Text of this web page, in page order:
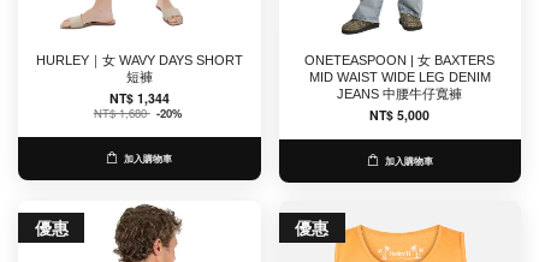
HURLEY｜女 WAVY DAYS SHORT
短褲
NT$ 1,344
NT$ 1,680 -20%
加入購物車
ONETEASPOON | 女 BAXTERS
MID WAIST WIDE LEG DENIM
JEANS 中腰牛仔寬褲
NT$ 5,000
加入購物車
優惠 優惠